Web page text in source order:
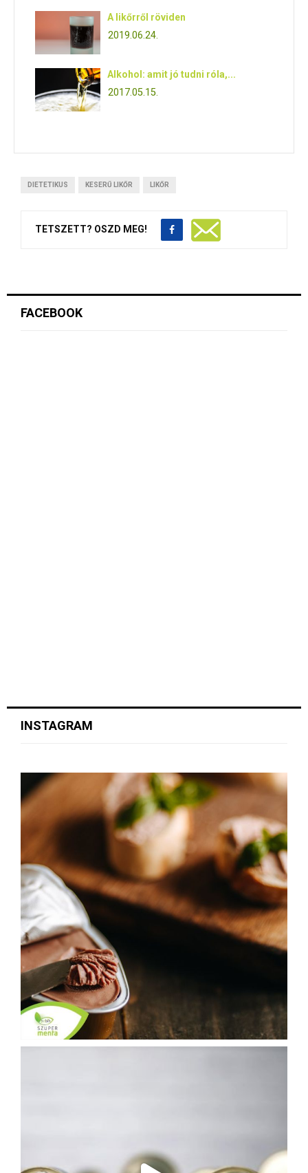
A likőrről röviden
2019.06.24.
Alkohol: amit jó tudni róla,...
2017.05.15.
DIETETIKUS KESERŰ LIKŐR LIKŐR
TETSZETT? OSZD MEG!
FACEBOOK
INSTAGRAM